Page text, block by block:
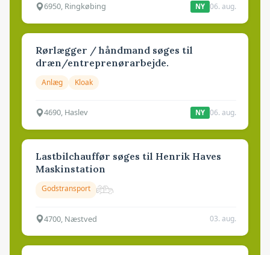
6950, Ringkøbing NY 06. aug.
Rørlægger / håndmand søges til
dræn/entreprenørarbejde.
Anlæg Kloak
4690, Haslev NY 06. aug.
Lastbilchauffør søges til Henrik Haves
Maskinstation
Godstransport
4700, Næstved 03. aug.